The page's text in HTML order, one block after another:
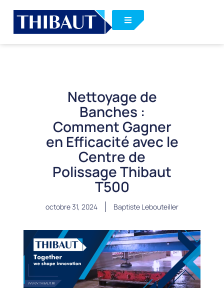
Nettoyage de
Banches :
Comment Gagner
en Efficacité avec le
Centre de
Polissage Thibaut
T500
octobre 31, 2024 Baptiste Lebouteiller